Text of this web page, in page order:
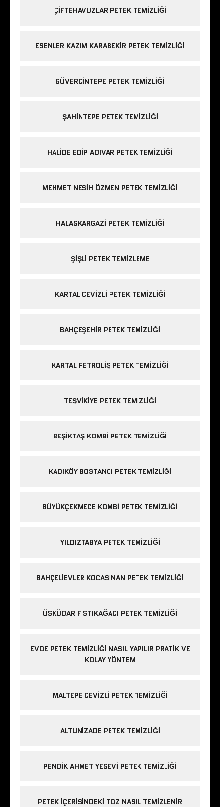
ÇIFTEHAVUZLAR PETEK TEMIZLIĞI
ESENLER KAZIM KARABEKIR PETEK TEMIZLIĞI
GÜVERCINTEPE PETEK TEMIZLIĞI
ŞAHINTEPE PETEK TEMIZLIĞI
HALIDE EDIP ADIVAR PETEK TEMIZLIĞI
MEHMET NESIH ÖZMEN PETEK TEMIZLIĞI
HALASKARGAZI PETEK TEMIZLIĞI
ŞIŞLI PETEK TEMIZLEME
KARTAL CEVIZLI PETEK TEMIZLIĞI
BAHÇEŞEHIR PETEK TEMIZLIĞI
KARTAL PETROLIŞ PETEK TEMIZLIĞI
TEŞVIKIYE PETEK TEMIZLIĞI
BEŞIKTAŞ KOMBI PETEK TEMIZLIĞI
KADIKÖY BOSTANCI PETEK TEMIZLIĞI
BÜYÜKÇEKMECE KOMBI PETEK TEMIZLIĞI
YILDIZTABYA PETEK TEMIZLIĞI
BAHÇELIEVLER KOCASINAN PETEK TEMIZLIĞI
ÜSKÜDAR FISTIKAĞACI PETEK TEMIZLIĞI
EVDE PETEK TEMIZLIĞI NASIL YAPILIR PRATIK VE
KOLAY YÖNTEM
MALTEPE CEVIZLI PETEK TEMIZLIĞI
ALTUNIZADE PETEK TEMIZLIĞI
PENDIK AHMET YESEVI PETEK TEMIZLIĞI
PETEK IÇERISINDEKI TOZ NASIL TEMIZLENIR